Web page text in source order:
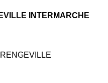
INTERMARCHE